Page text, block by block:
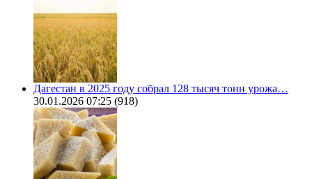
Дагестан в 2025 году собрал 128 тысяч тонн урожа…
30.01.2026 07:25 (918)